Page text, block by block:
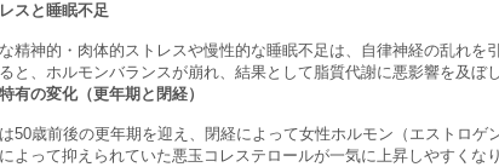
スと睡眠不足
精神的・肉体的ストレスや慢性的な睡眠不足は、自律神経の乱れを
と、ホルモンバランスが崩れ、結果として脂質代謝に悪影響を及ぼ
有の変化（更年期と閉経）
50歳前後の更年期を迎え、閉経によって女性ホルモン（エストロゲ
よって抑えられていた悪玉コレステロールが一気に上昇しやすくな